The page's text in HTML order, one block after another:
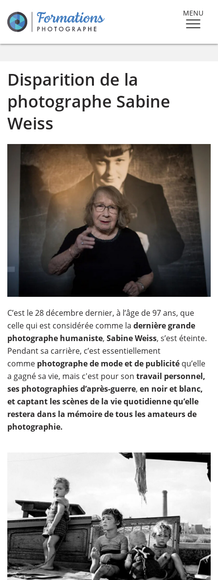
MENU
Disparition de la
photographe Sabine
Weiss
C’est le 28 décembre dernier, à l’âge de 97 ans, que
celle qui est considérée comme la dernière grande
photographe humaniste, Sabine Weiss, s’est éteinte.
Pendant sa carrière, c’est essentiellement
comme photographe de mode et de publicité qu’elle
a gagné sa vie, mais c'est pour son travail personnel,
ses photographies d’après-guerre, en noir et blanc,
et captant les scènes de la vie quotidienne qu’elle
restera dans la mémoire de tous les amateurs de
photographie.